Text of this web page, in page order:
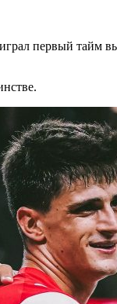
первый тайм